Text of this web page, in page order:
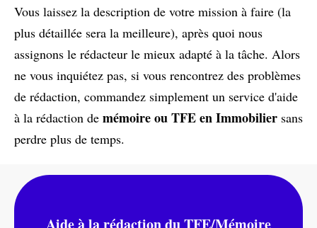
Vous laissez la description de votre mission à faire (la
plus détaillée sera la meilleure), après quoi nous
assignons le rédacteur le mieux adapté à la tâche. Alors
ne vous inquiétez pas, si vous rencontrez des problèmes
de rédaction, commandez simplement un service d'aide
à la rédaction de mémoire ou TFE en Immobilier sans
perdre plus de temps.
Aide à la rédaction du TFE/Mémoire